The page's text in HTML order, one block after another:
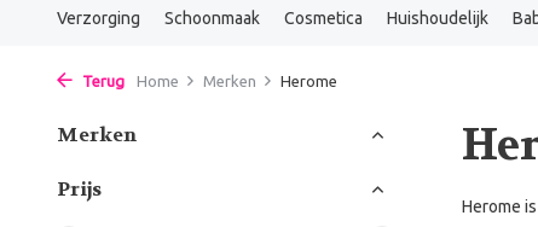
Verzorging Schoonmaak Cosmetica Huishoudelijk
Terug Home Merken Herome
Merken
Prijs
Herome